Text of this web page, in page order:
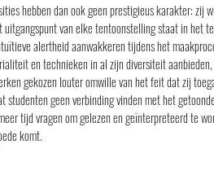
hebben dan ook geen prestigieus karakter: zij
van elke tentoonstelling staat in het
alertheid aanwakkeren tijdens het
en technieken in al zijn diversiteit
gekozen louter omwille van het feit dat zij
geen verbinding vinden met het
tijd vragen om gelezen en geïnterpreteerd te
komt.